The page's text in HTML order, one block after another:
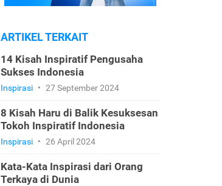
ARTIKEL TERKAIT
14 Kisah Inspiratif Pengusaha
Sukses Indonesia
Inspirasi • 27 September 2024
8 Kisah Haru di Balik Kesuksesan
Tokoh Inspiratif Indonesia
Inspirasi • 26 April 2024
Kata-Kata Inspirasi dari Orang
Terkaya di Dunia